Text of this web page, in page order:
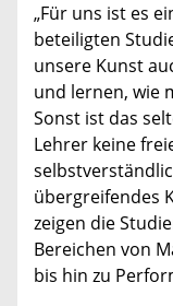
„Für uns ist es
beteiligten
unsere Kunst
und lernen, wie
Sonst ist das
Lehrer keine
übergreifendes
zeigen die
Bereichen von
bis hin zu